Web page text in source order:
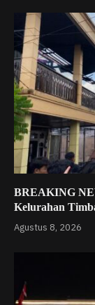
BREAKING
Kelurahan
Agustus 8, 2026